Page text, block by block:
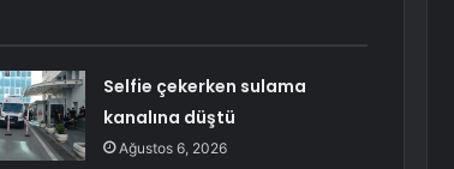
Selfie çekerken sulama
kanalına düştü
Ağustos 6, 2026